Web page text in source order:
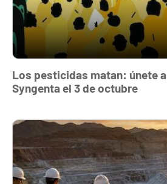
Los pesticidas matan: únete
Syngenta el 3 de octubre